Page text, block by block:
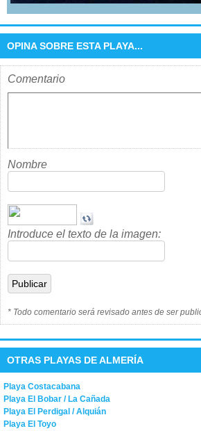
OPINA SOBRE ESTA PLAYA...
Comentario
Nombre
Introduce el texto de la imagen:
* Todo comentario será revisado antes de ser
OTRAS PLAYAS DE ALMERÍA
Playa Costacabana
Playa El Bobar / La Cañada
Playa El Perdigal / Alquián
Playa El Toyo